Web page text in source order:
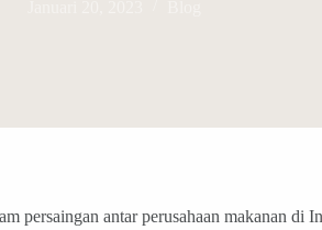
persaingan antar perusahaan makanan di